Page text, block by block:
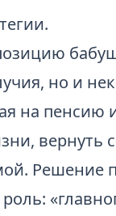
но и
на пенсию
вернуть
Решение